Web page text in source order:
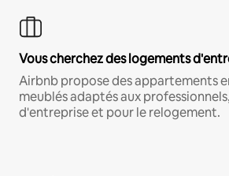
Vous cherchez des logements
Airbnb propose des appartements
meublés adaptés aux
d'entreprise et pour le relogement.